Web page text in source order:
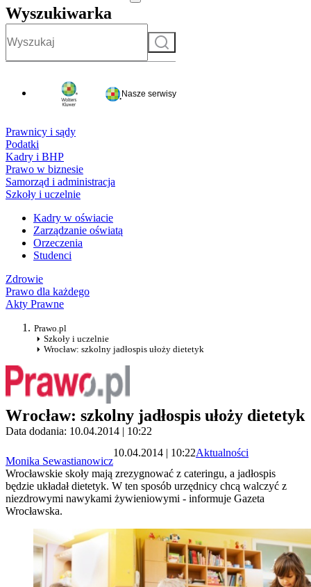
Wyszukiwarka
Szukaj
Nasze serwisy
Prawnicy i sądy
Podatki
Kadry i BHP
Prawo w biznesie
Samorząd i administracja
Szkoły i uczelnie
Kadry w oświacie
Zarządzanie oświatą
Orzeczenia
Studenci
Zdrowie
Prawo dla każdego
Akty Prawne
Prawo.pl
Szkoły i uczelnie
Wrocław: szkolny jadłospis ułoży dietetyk
Wrocław: szkolny jadłospis ułoży dietetyk
Data dodania: 10.04.2014 | 10:22
Monika Sewastianowicz
10.04.2014 | 10:22Aktualności
Wrocławskie skoły mają zrezygnować z cateringu, a jadłospis
będzie układał dietetyk. W ten sposób urzędnicy chcą walczyć z
niezdrowymi nawykami żywieniowymi - informuje Gazeta
Wrocławska.